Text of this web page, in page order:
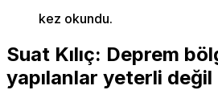
kez okundu.
Suat Kılıç: Deprem
yapılanlar yeterli değil